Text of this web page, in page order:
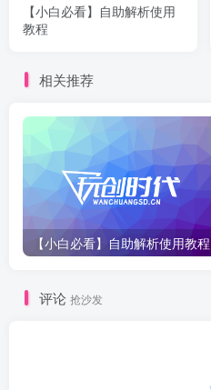
【小白必看】自助解析使用
教程
相关推荐
【小白必看】自助解析使用教程
评论 抢沙发